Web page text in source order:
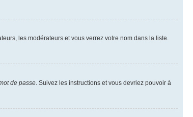
les modérateurs et vous verrez votre nom dans la liste.
de passe . Suivez les instructions et vous devriez pouvoir à